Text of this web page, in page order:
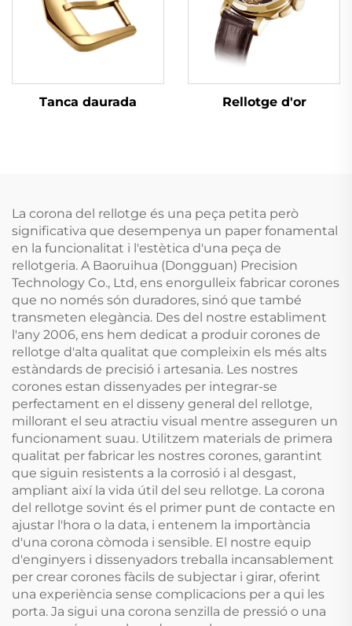
Tanca daurada Rellotge d'or
La corona del rellotge és una peça petita però
significativa que desempenya un paper fonamental
en la funcionalitat i l'estètica d'una peça de
rellotgeria. A Baoruihua (Dongguan) Precision
Technology Co., Ltd, ens enorgulleix fabricar corones
que no només són duradores, sinó que també
transmeten elegància. Des del nostre establiment
l'any 2006, ens hem dedicat a produir corones de
rellotge d'alta qualitat que compleixin els més alts
estàndards de precisió i artesania. Les nostres
corones estan dissenyades per integrar-se
perfectament en el disseny general del rellotge,
millorant el seu atractiu visual mentre asseguren un
funcionament suau. Utilitzem materials de primera
qualitat per fabricar les nostres corones, garantint
que siguin resistents a la corrosió i al desgast,
ampliant així la vida útil del seu rellotge. La corona
del rellotge sovint és el primer punt de contacte en
ajustar l'hora o la data, i entenem la importància
d'una corona còmoda i sensible. El nostre equip
d'enginyers i dissenyadors treballa incansablement
per crear corones fàcils de subjectar i girar, oferint
una experiència sense complicacions per a qui les
porta. Ja sigui una corona senzilla de pressió o una